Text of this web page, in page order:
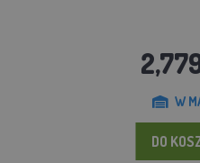
W
DO